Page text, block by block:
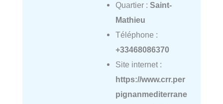
Quartier : Saint-
Mathieu
Téléphone :
+33468086370
Site internet :
https://www.crr.per
pignanmediterrane